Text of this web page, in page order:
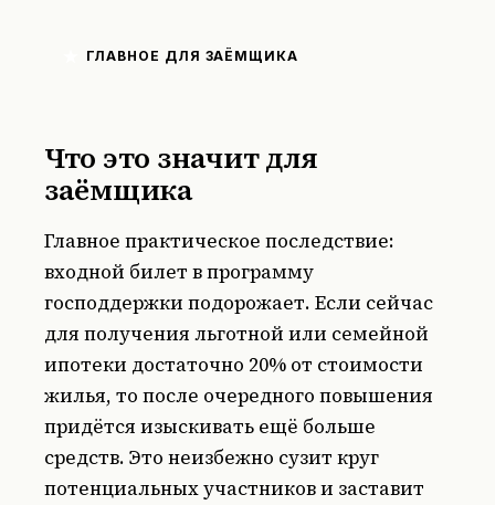
ГЛАВНОЕ ДЛЯ ЗАЁМЩИКА
Что это значит для
заёмщика
Главное практическое последствие:
входной билет в программу
господдержки подорожает. Если сейчас
для получения льготной или семейной
ипотеки достаточно 20% от стоимости
жилья, то после очередного повышения
придётся изыскивать ещё больше
средств. Это неизбежно сузит круг
потенциальных участников и заставит